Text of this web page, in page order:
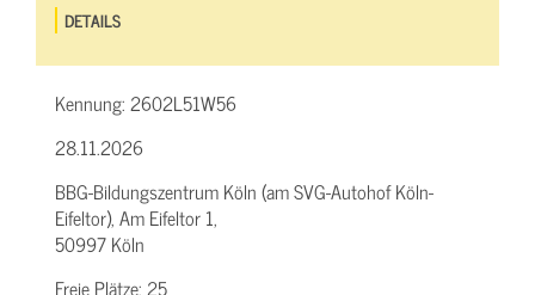
DETAILS
Kennung:2602L51W56
28.11.2026
BBG-Bildungszentrum Köln (am SVG-Autohof Köln-
Eifeltor), Am Eifeltor 1,
50997 Köln
Freie Plätze:25